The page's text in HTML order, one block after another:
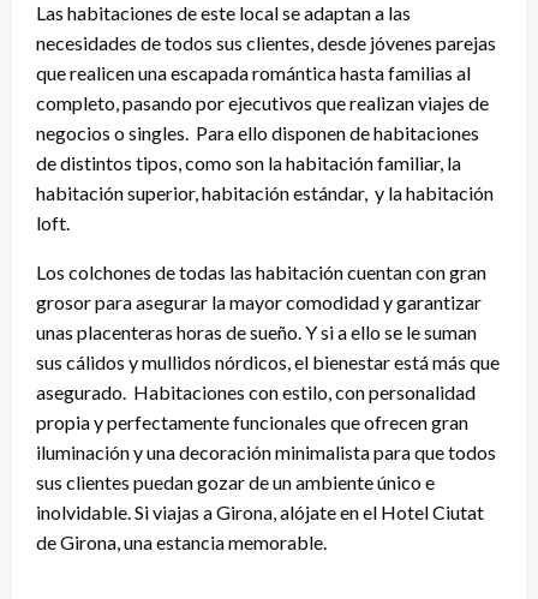
Las habitaciones de este local se adaptan a las
necesidades de todos sus clientes, desde jóvenes parejas
que realicen una escapada romántica hasta familias al
completo, pasando por ejecutivos que realizan viajes de
negocios o singles. Para ello disponen de habitaciones
de distintos tipos, como son la habitación familiar, la
habitación superior, habitación estándar, y la habitación
loft.
Los colchones de todas las habitación cuentan con gran
grosor para asegurar la mayor comodidad y garantizar
unas placenteras horas de sueño. Y si a ello se le suman
sus cálidos y mullidos nórdicos, el bienestar está más que
asegurado. Habitaciones con estilo, con personalidad
propia y perfectamente funcionales que ofrecen gran
iluminación y una decoración minimalista para que todos
sus clientes puedan gozar de un ambiente único e
inolvidable. Si viajas a Girona, alójate en el Hotel Ciutat
de Girona, una estancia memorable.